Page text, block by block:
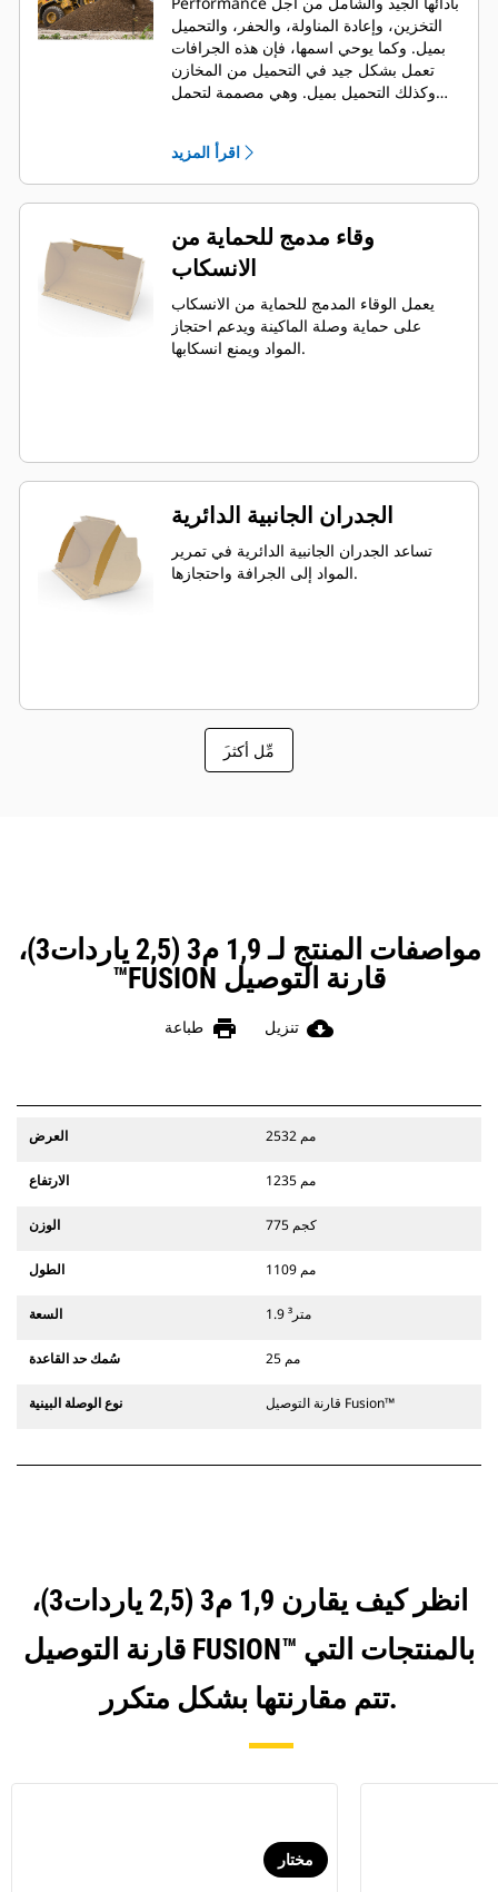
التخزين، وإعادة المناولة، والحفر، والتحميل
بميل. وكما يوحي اسمها، فإن هذه الجرافات
تعمل بشكل جيد في التحميل من المخازن
وكذلك التحميل بميل. وهي مصممة لتحمل
الكاشطة. مثالية لتطبيقات السحب الخلفي
والتسوية. يمكن أن يصل عامل التعبئة
لجرافات الفئة Performance إلى 115%
فوق السعة المحددة.
اقرأ المزيد
وقاء مدمج للحماية من
الانسكاب
يعمل الوقاء المدمج للحماية من الانسكاب
على حماية وصلة الماكينة ويدعم احتجاز
المواد ويمنع انسكابها.
الجدران الجانبية الدائرية
تساعد الجدران الجانبية الدائرية في تمرير
المواد إلى الجرافة واحتجازها.
َمِّل أكثر
مواصفات المنتج لـ 1,9 م3 (2,5 ياردات3)،
قارنة التوصيل FUSION™
cloud_download تنزيل print طباعة
العرض 2532 مم
الارتفاع 1235 مم
الوزن 775 كجم
الطول 1109 مم
السعة 1.9 متر³
سُمك حد القاعدة 25 مم
نوع الوصلة البينية قارنة التوصيل Fusion™
انظر كيف يقارن 1,9 م3 (2,5 ياردات3)،
قارنة التوصيل FUSION™ بالمنتجات التي
تتم مقارنتها بشكل متكرر.
مختار